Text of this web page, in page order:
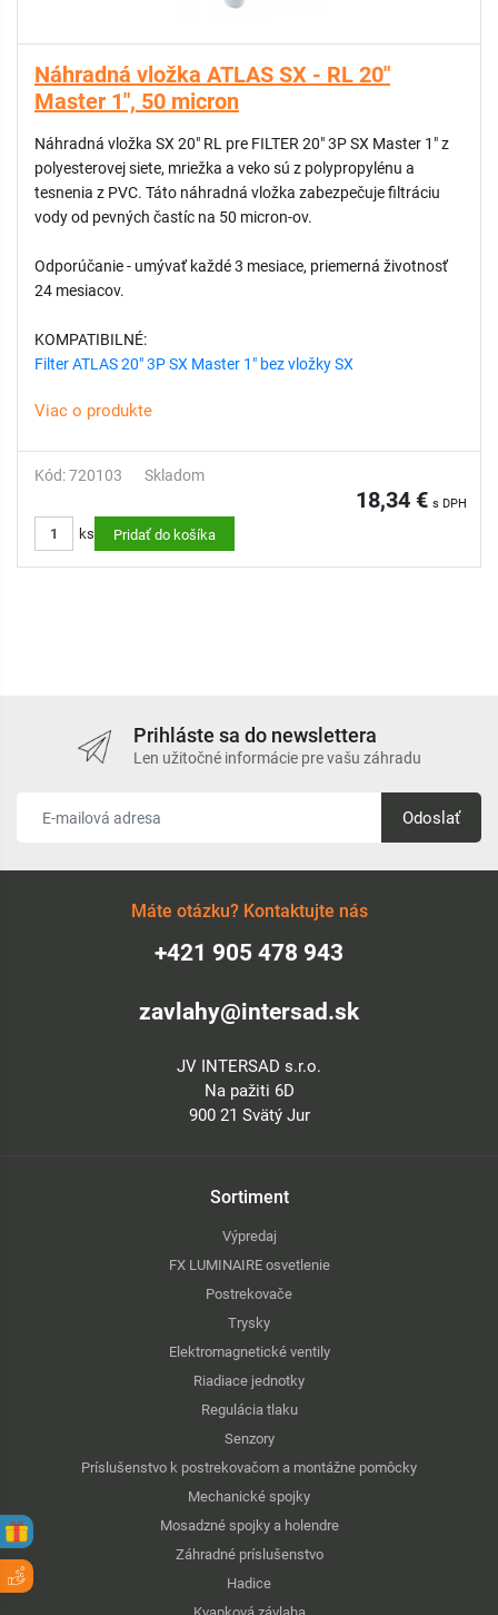
Náhradná vložka ATLAS SX - RL 20"
Master 1", 50 micron
Náhradná vložka SX 20" RL pre FILTER 20" 3P SX Master 1" z
polyesterovej siete, mriežka a veko sú z polypropylénu a
tesnenia z PVC. Táto náhradná vložka zabezpečuje filtráciu
vody od pevných častíc na 50 micron-ov.
Odporúčanie - umývať každé 3 mesiace, priemerná životnosť
24 mesiacov.
KOMPATIBILNÉ:
Filter ATLAS 20" 3P SX Master 1" bez vložky SX
Viac o produkte
Kód: 720103 Skladom
18,34 € s DPH
ks Pridať do košíka
Prihláste sa do newslettera
Len užitočné informácie pre vašu záhradu
Odoslať
Máte otázku? Kontaktujte nás
+421 905 478 943
zavlahy@intersad.sk
JV INTERSAD s.r.o.
Na pažiti 6D
900 21 Svätý Jur
Sortiment
Výpredaj
FX LUMINAIRE osvetlenie
Postrekovače
Trysky
Elektromagnetické ventily
Riadiace jednotky
Regulácia tlaku
Senzory
Príslušenstvo k postrekovačom a montážne pomôcky
Mechanické spojky
Mosadzné spojky a holendre
Záhradné príslušenstvo
Hadice